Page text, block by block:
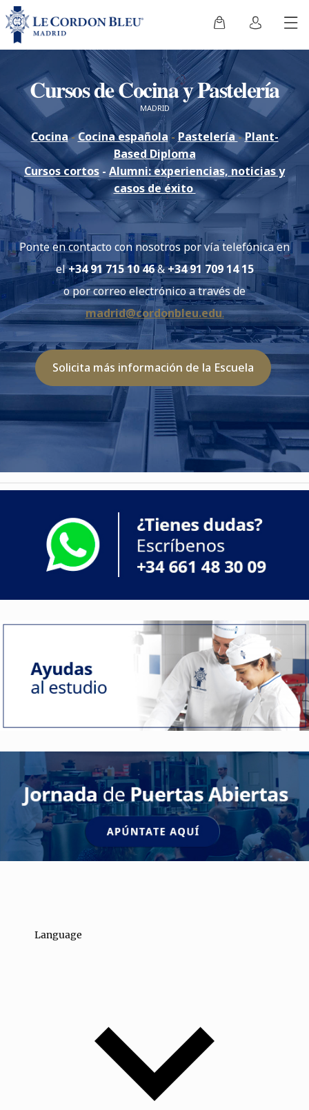
Cursos de Cocina y Pastelería
MADRID
Cocina-Cocina española -Pastelería-Plant-
Based Diploma
Cursos cortos - Alumni: experiencias, noticias y
casos de éxito
Ponte en contacto con nosotros por vía telefónica en
el+34 91 715 10 46&+34 91 709 14 15
o por correo electrónico a través de
madrid@cordonbleu.edu.
Solicita más información de la Escuela